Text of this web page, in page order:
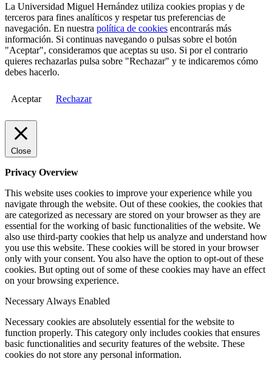
La Universidad Miguel Hernández utiliza cookies propias y de
terceros para fines analíticos y respetar tus preferencias de
navegación. En nuestra política de cookies encontrarás más
información. Si continuas navegando o pulsas sobre el botón
"Aceptar", consideramos que aceptas su uso. Si por el contrario
quieres rechazarlas pulsa sobre "Rechazar" y te indicaremos cómo
debes hacerlo.
Aceptar Rechazar
Close
Privacy Overview
This website uses cookies to improve your experience while you
navigate through the website. Out of these cookies, the cookies that
are categorized as necessary are stored on your browser as they are
essential for the working of basic functionalities of the website. We
also use third-party cookies that help us analyze and understand how
you use this website. These cookies will be stored in your browser
only with your consent. You also have the option to opt-out of these
cookies. But opting out of some of these cookies may have an effect
on your browsing experience.
Necessary Always Enabled
Necessary cookies are absolutely essential for the website to
function properly. This category only includes cookies that ensures
basic functionalities and security features of the website. These
cookies do not store any personal information.